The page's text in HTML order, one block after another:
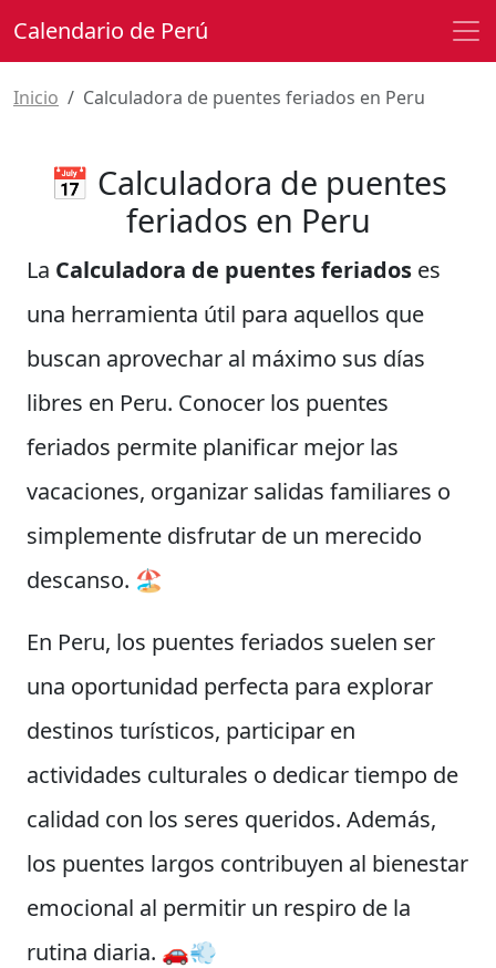
Calendario de Perú
Inicio Calculadora de puentes feriados en Peru
📅 Calculadora de puentes
feriados en Peru
La Calculadora de puentes feriados es
una herramienta útil para aquellos que
buscan aprovechar al máximo sus días
libres en Peru. Conocer los puentes
feriados permite planificar mejor las
vacaciones, organizar salidas familiares o
simplemente disfrutar de un merecido
descanso. 🏖️
En Peru, los puentes feriados suelen ser
una oportunidad perfecta para explorar
destinos turísticos, participar en
actividades culturales o dedicar tiempo de
calidad con los seres queridos. Además,
los puentes largos contribuyen al bienestar
emocional al permitir un respiro de la
rutina diaria. 🚗💨